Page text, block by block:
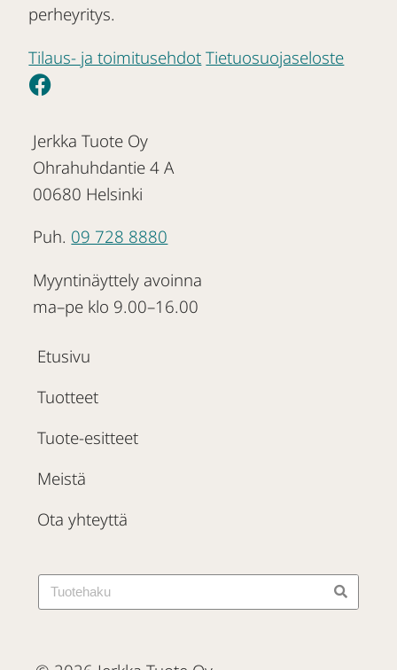
perheyritys.
Tilaus- ja toimitusehdot Tietuosuojaseloste
Jerkka Tuote Oy
Ohrahuhdantie 4 A
00680 Helsinki
Puh. 09 728 8880
Myyntinäyttely avoinna
ma–pe klo 9.00–16.00
Etusivu
Tuotteet
Tuote-esitteet
Meistä
Ota yhteyttä